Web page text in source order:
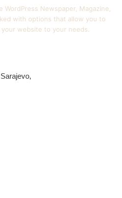
WordPress Newspaper, Magazine,
with options that allow you to
website to your needs.